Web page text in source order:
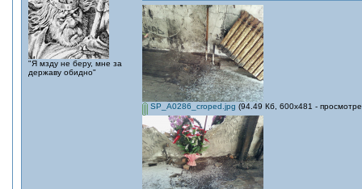
"Я мзду не беру, мне за
державу обидно"
SP_A0286_croped.jpg (94.49 Кб, 600x481 -